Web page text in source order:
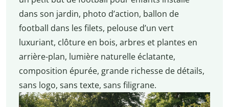
dans son jardin, photo d’action, ballon de
football dans les filets, pelouse d’un vert
luxuriant, clôture en bois, arbres et plantes en
arrière-plan, lumière naturelle éclatante,
composition épurée, grande richesse de détails,
sans logo, sans texte, sans filigrane.